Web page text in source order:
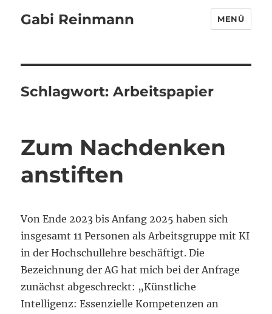
Gabi Reinmann MENÜ
Schlagwort:Arbeitspapier
Zum Nachdenken
anstiften
Von Ende 2023 bis Anfang 2025 haben sich
insgesamt 11 Personen als Arbeitsgruppe mit KI
in der Hochschullehre beschäftigt. Die
Bezeichnung der AG hat mich bei der Anfrage
zunächst abgeschreckt: „Künstliche
Intelligenz: Essenzielle Kompetenzen an